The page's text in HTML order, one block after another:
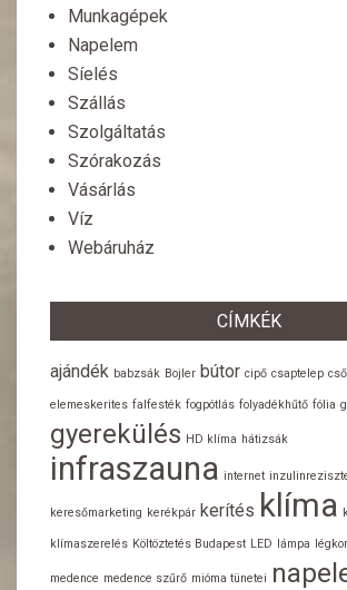
Munkagépek
Napelem
Síelés
Szállás
Szolgáltatás
Szórakozás
Vásárlás
Víz
Webáruház
CÍMKÉK
ajándék babzsák Bojler bútor cipő csaptelep
elemeskerites falfesték fogpótlás folyadékhűtő fólia
gyerekülés HD klíma hátizsák
infraszauna internet
keresőmarketing kerékpár kerítés klíma
klímaszerelés Költöztetés Budapest LED lámpa
medence medence szűrő mióma tünetei